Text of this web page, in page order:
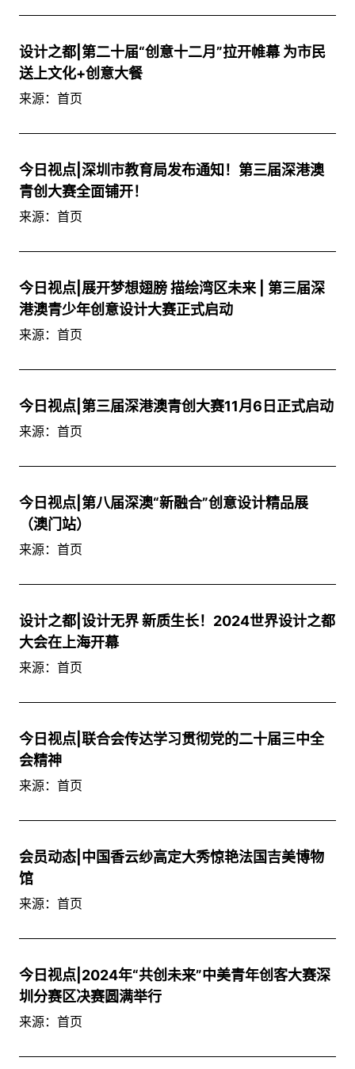
设计之都|第二十届“创意十二月”拉开帷幕 为市民
送上文化+创意大餐
来源：首页
今日视点|深圳市教育局发布通知！第三届深港澳
青创大赛全面铺开！
来源：首页
今日视点|展开梦想翅膀 描绘湾区未来 | 第三届深
港澳青少年创意设计大赛正式启动
来源：首页
今日视点|第三届深港澳青创大赛11月6日正式启动
来源：首页
今日视点|第八届深澳“新融合”创意设计精品展
（澳门站）
来源：首页
设计之都|设计无界 新质生长！2024世界设计之都
大会在上海开幕
来源：首页
今日视点|联合会传达学习贯彻党的二十届三中全
会精神
来源：首页
会员动态|中国香云纱高定大秀惊艳法国吉美博物
馆
来源：首页
今日视点|2024年“共创未来”中美青年创客大赛深
圳分赛区决赛圆满举行
来源：首页